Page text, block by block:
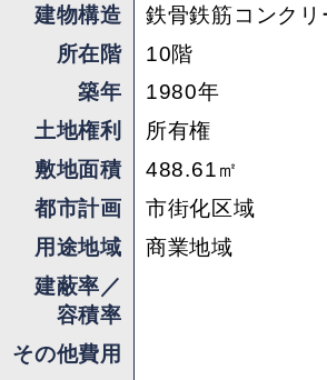
建物構造
鉄骨鉄筋コンク
所在階
10階
築年
1980年
土地権利
所有権
敷地面積
488.61㎡
都市計画
市街化区域
用途地域
商業地域
建蔽率／
容積率
その他費用